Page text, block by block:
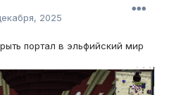
2025
портал в эльфийский мир